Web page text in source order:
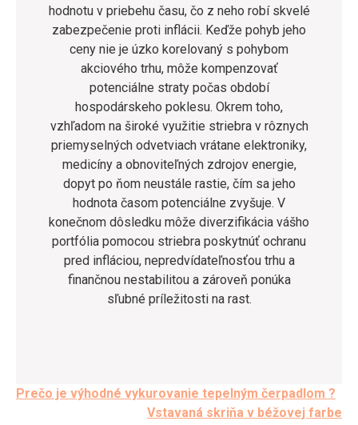
hodnotu v priebehu času, čo z neho robí skvelé
zabezpečenie proti inflácii. Keďže pohyb jeho
ceny nie je úzko korelovaný s pohybom
akciového trhu, môže kompenzovať
potenciálne straty počas období
hospodárskeho poklesu. Okrem toho,
vzhľadom na široké využitie striebra v rôznych
priemyselných odvetviach vrátane elektroniky,
medicíny a obnoviteľných zdrojov energie,
dopyt po ňom neustále rastie, čím sa jeho
hodnota časom potenciálne zvyšuje. V
konečnom dôsledku môže diverzifikácia vášho
portfólia pomocou striebra poskytnúť ochranu
pred infláciou, nepredvídateľnosťou trhu a
finančnou nestabilitou a zároveň ponúka
sľubné príležitosti na rast.
Post
Prečo je výhodné vykurovanie tepelným čerpadlom ?
Vstavaná skriňa v béžovej farbe